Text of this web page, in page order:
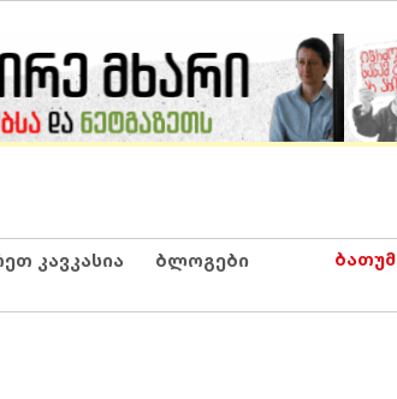
კავკასია ბლოგები